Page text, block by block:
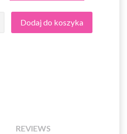
Dodaj do koszyka
REVIEWS